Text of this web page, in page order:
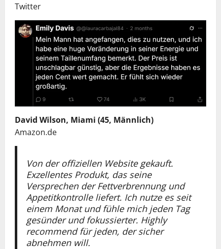
Twitter
David Wilson, Miami (45, Männlich)
Amazon.de
Von der offiziellen Website gekauft.
Exzellentes Produkt, das seine
Versprechen der Fettverbrennung und
Appetitkontrolle liefert. Ich nutze es seit
einem Monat und fühle mich jeden Tag
gesünder und fokussierter. Highly
recommend für jeden, der sicher
abnehmen will.